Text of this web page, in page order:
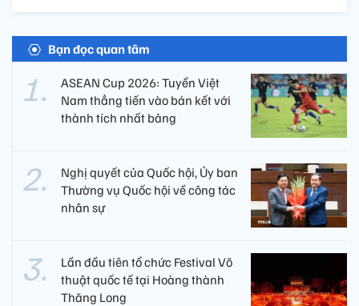
Bạn đọc quan tâm
ASEAN Cup 2026: Tuyển Việt
Nam thẳng tiến vào bán kết với
thành tích nhất bảng
Nghị quyết của Quốc hội, Ủy ban
Thường vụ Quốc hội về công tác
nhân sự
Lần đầu tiên tổ chức Festival Võ
thuật quốc tế tại Hoàng thành
Thăng Long